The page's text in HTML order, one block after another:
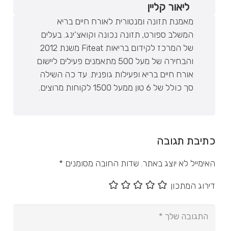
ליאור קליין
מאמנת תזונה ומנטורית לאורח חיים בריא
המשלב ספורט, תזונה נכונה וקואצ'ינג. בעלים
של המרכז לקידום בריאות Fiteat משנת 2012
והבחירה של מעל 500 מתאמנים פעילים ליישום
אורח חיים בריא ופעילות גופנית. עד כה השילה
סך כולל של 6 טון ממעל 1500 לקוחות מרוצים.
כתיבת תגובה
האימייל לא יוצג באתר. שדות החובה מסומנים *
דירוג המתכון